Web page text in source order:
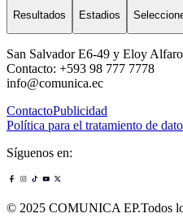
Resultados Estadios
San Salvador E6-49 y Eloy Alfaro
Contacto: +593 98 777 7778
info@comunica.ec
ContactoPublicidad
Política para el tratamiento de
Síguenos en:
© 2025 COMUNICA EP.Todos